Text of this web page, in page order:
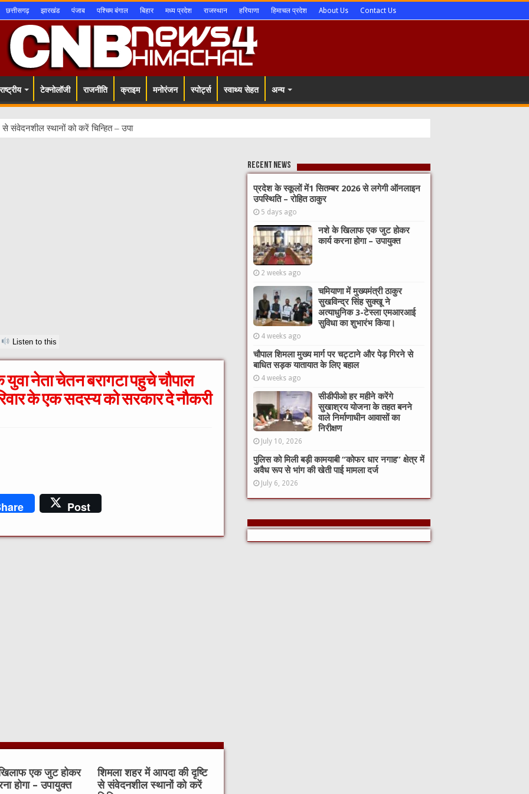
छत्तीसगढ़ झारखंड पंजाब पश्चिम बंगाल बिहार मध्य प्रदेश राजस्थान हरियाणा हिमाचल प्रदेश About Us Contact Us
टेक्नोलॉजी राजनीति क्राइम मनोरंजन स्पोर्ट्स स्वाथ्य सेहत अन्य
Listen to this
नेता चेतन बरागटा पहुचे चौपाल
के एक सदस्य को सरकार दे नौकरी
Post
एक जुट होकर
होगा – उपायुक्त
शिमला शहर में आपदा की दृष्टि
से संवेदनशील स्थानों को करें
Recent News
प्रदेश के स्कूलों में1 सितम्बर 2026 से लगेगी ऑनलाइन
उपस्थिति – रोहित ठाकुर
5 days ago
नशे के खिलाफ एक जुट होकर
कार्य करना होगा – उपायुक्त
2 weeks ago
चमियाणा में मुख्यमंत्री ठाकुर
सुखविन्द्र सिंह सुक्खू ने
अत्याधुनिक 3-टेस्ला एमआरआई
सुविधा का शुभारंभ किया।
4 weeks ago
चौपाल शिमला मुख्य मार्ग पर चट्टाने और पेड़ गिरने से
बाधित सड़क यातायात के लिए बहाल
4 weeks ago
सीडीपीओ हर महीने करेंगे
सुखाश्रय योजना के तहत बनने
वाले निर्माणाधीन आवासों का
निरीक्षण
July 10, 2026
पुलिस को मिली बड़ी कामयाबी “कोफर धार नगाह” क्षेत्र में
अवैध रूप से भांग की खेती पाई मामला दर्ज
July 6, 2026